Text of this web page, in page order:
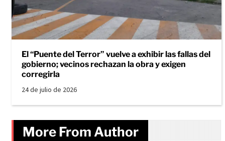
El “Puente del Terror” vuelve a exhibir las fallas del
gobierno; vecinos rechazan la obra y exigen
corregirla
24 de julio de 2026
More From Author